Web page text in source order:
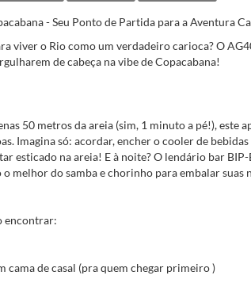
- Seu Ponto de Partida para a Aventura
viver o Rio como um verdadeiro carioca? O
de cabeça na vibe de Copacabana!
50 metros da areia (sim, 1 minuto a pé!), este
Imagina só: acordar, encher o cooler de
esticado na areia! E à noite? O lendário bar
o melhor do samba e chorinho para embalar suas
encontrar:
cama de casal (pra quem chegar primeiro )